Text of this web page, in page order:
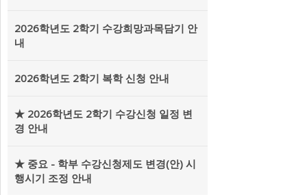
2026학년도 2학기 수강희망과목담기 안
내
2026학년도 2학기 복학 신청 안내
★ 2026학년도 2학기 수강신청 일정 변
경 안내
★ 중요 - 학부 수강신청제도 변경(안) 시
행시기 조정 안내